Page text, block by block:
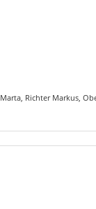
Richter Markus,